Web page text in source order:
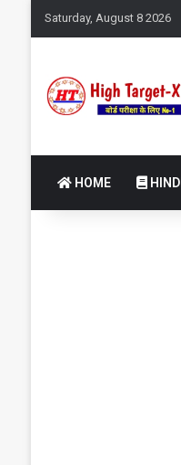
Saturday, August 8 2026
HOME HINDI